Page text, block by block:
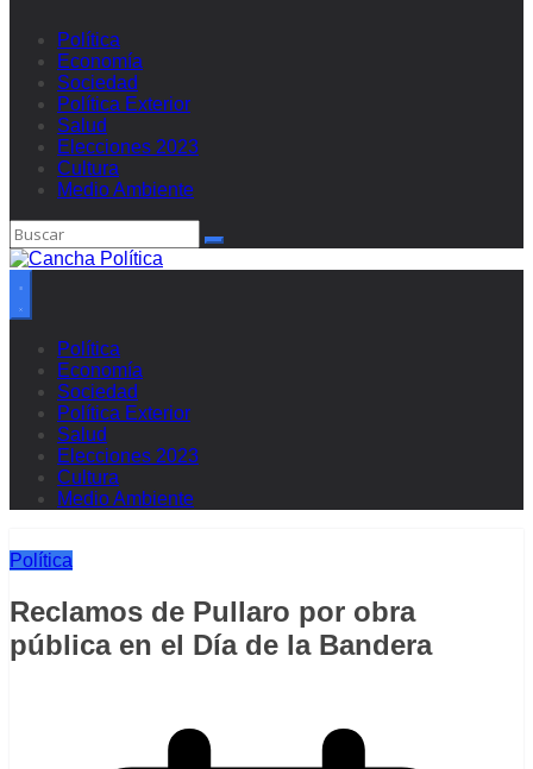
Política
Economía
Sociedad
Política Exterior
Salud
Elecciones 2023
Cultura
Medio Ambiente
Política
Economía
Sociedad
Política Exterior
Salud
Elecciones 2023
Cultura
Medio Ambiente
Política
Reclamos de Pullaro por obra
pública en el Día de la Bandera